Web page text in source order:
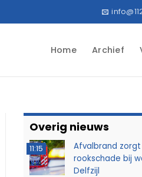
Home Archief
Overig nieuws
11:15
Afvalbrand
rookschade bij
Delfzijl